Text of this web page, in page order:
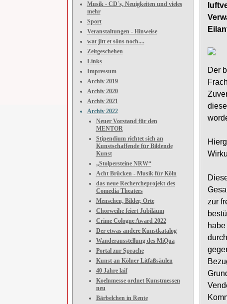
Musik - CD´s, Neuigkeiten und vieles
mehr
Sport
Veranstaltungen - Hinweise
wat jitt et söns noch....
Zeitgeschehen
Links
Impressum
Archiv 2019
Archiv 2020
Archiv 2021
Archiv 2022
Neuer Vorstand für den
MENTOR
Stipendium richtet sich an
Kunstschaffende für Bildende
Kunst
„Stolpersteine NRW“
Acht Brücken - Musik für Köln
das neue Rechercheprojekt des
Comedia Theaters
Menschen, Bilder, Orte
Chorweihe feiert Jubiläum
Crime Cologne Award 2022
Der etwas andere Kunstkatalog
Wanderausstellung des MiQua
Portal zur Sprache
Kunst an Kölner Litfaßsäulen
40 Jahre laif
Koelnmesse ordnet Kunstmessen
neu
Bärbelchen in Rente
Der
zur